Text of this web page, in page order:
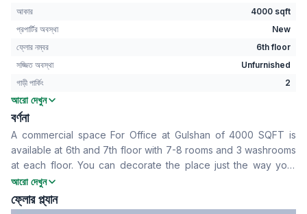
আকার
4000 sqft
প্রপার্টির অবস্থা
New
ফ্লোর নম্বর
6th floor
সজ্জিত অবস্থা
Unfurnished
গাড়ী পার্কিং
2
বাথরুম
বসার রুম
Drawing Room
No
খাবার রুম
No
ফ্লোর টাইপ
Tiled
সার্ভেন্ট রুম
স্টাফ টয়লেট
No
আরো দেখুন
বর্ণনা
A commercial space For Office at Gulshan of 4000 SQFT is
available at 6th and 7th floor with 7-8 rooms and 3 washrooms
at each floor. You can decorate the place just the way your
prefer and the building has all the facilities that is required for
a smooth work experience. To know more contact now.
আরো দেখুন
ফ্লোর প্ল্যান